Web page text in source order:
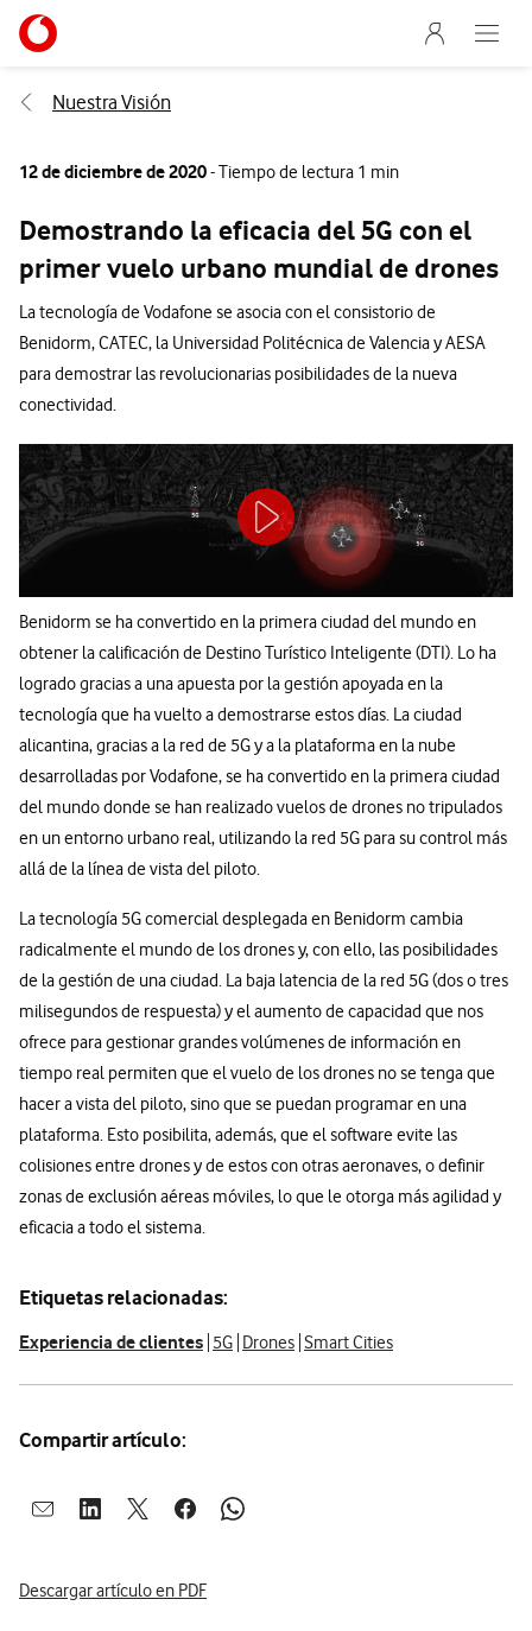
Ir a la pagina principal de vodafone.es
Menu
Abre
Nuestra Visión
12 de diciembre de 2020- Tiempo de lectura 1 min
Demostrando la eficacia del 5G con el
primer vuelo urbano mundial de drones
La tecnología de Vodafone se asocia con el consistorio de
Benidorm, CATEC, la Universidad Politécnica de Valencia y AESA
para demostrar las revolucionarias posibilidades de la nueva
conectividad.
Benidorm se ha convertido en la primera ciudad del mundo en
obtener la calificación de Destino Turístico Inteligente (DTI). Lo ha
logrado gracias a una apuesta por la gestión apoyada en la
tecnología que ha vuelto a demostrarse estos días. La ciudad
alicantina, gracias a la red de 5G y a la plataforma en la nube
desarrolladas por Vodafone, se ha convertido en la primera ciudad
del mundo donde se han realizado vuelos de drones no tripulados
en un entorno urbano real, utilizando la red 5G para su control más
allá de la línea de vista del piloto.
La tecnología 5G comercial desplegada en Benidorm cambia
radicalmente el mundo de los drones y, con ello, las posibilidades
de la gestión de una ciudad. La baja latencia de la red 5G (dos o tres
milisegundos de respuesta) y el aumento de capacidad que nos
ofrece para gestionar grandes volúmenes de información en
tiempo real permiten que el vuelo de los drones no se tenga que
hacer a vista del piloto, sino que se puedan programar en una
plataforma. Esto posibilita, además, que el software evite las
colisiones entre drones y de estos con otras aeronaves, o definir
zonas de exclusión aéreas móviles, lo que le otorga más agilidad y
eficacia a todo el sistema.
Etiquetas relacionadas:
Experiencia de clientes 5G Drones Smart Cities
Compartir artículo:
Abrir ventana para compartir en mail
Abrir ventana para compartir en linkedin
Abrir ventana para compartir en twitter
Abrir ventana para compartir en facebook
Abrir ventana para compartir en
Descargar artículo en PDF